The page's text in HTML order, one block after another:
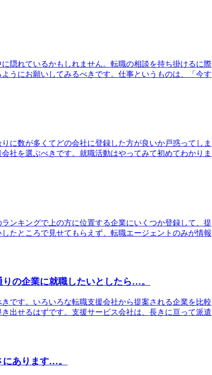
隠れているかもしれません。転職の相談を持ち掛けるに際
うにお願いしてみるべきです。仕事というものは、「今す
に数が多くてどの会社に登録した方が良いか戸惑ってしま
社を選ぶべきです。就職活動はやってみて初めてわかりま
ンキングで上の方に位置する企業にいくつか登録して、提
たところで見せてもらえず、転職エージェントのみが情報
の企業に就職したいとしたら…。
です。いろいろな転職支援会社から提案される企業を比較
出せるはずです。支援サービス会社は、長きに亘って派遣
あります…。